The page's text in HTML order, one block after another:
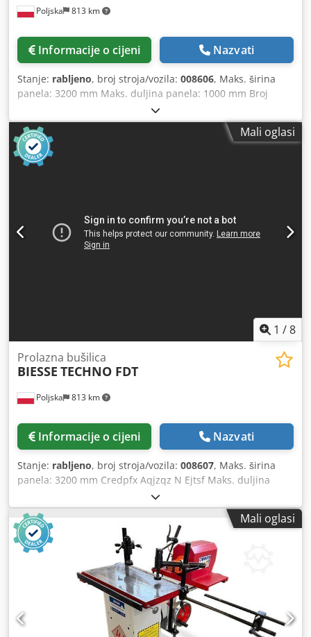
Poljska 813 km
Informacije o cijeni Nazvati
Stanje: rabljeno, broj stroja/vozila: 008606, Maks. širina
panela: 3200 mm Maks. duljina panela: 1000 mm Broj
agregata: 5 Cedpozqz Rcefx Aqtorf Broj agregata: 2
Pozicioniranje putem NC upravljanja: da Bočne
horizontalne grupe: da
Mali oglasi
1 /8
Poljska 813 km
Prolazna bušilica
BIESSE TECHNO FDT
Informacije o cijeni Nazvati
Stanje: rabljeno, broj stroja/vozila: 008607, Maks. širina
panela: 3200 mm Credpfx Aqjzqz N Ejtsf Maks. duljina
panela: 1000 mm Broj agregata: 6 Broj agregata: 4 Bočne
horizontalne grupe: da
Mali oglasi